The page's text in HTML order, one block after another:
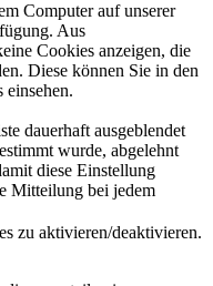
Computer auf unserer
Aus
Cookies anzeigen, die
Diese können Sie in den
einsehen.
dauerhaft ausgeblendet
wurde, abgelehnt
diese Einstellung
Mitteilung bei jedem
zu aktivieren/deaktivieren.